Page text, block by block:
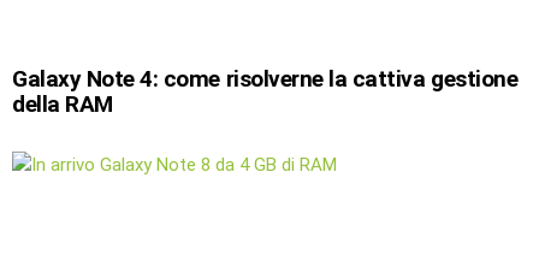
Galaxy Note 4: come risolverne la cattiva gestione
della RAM